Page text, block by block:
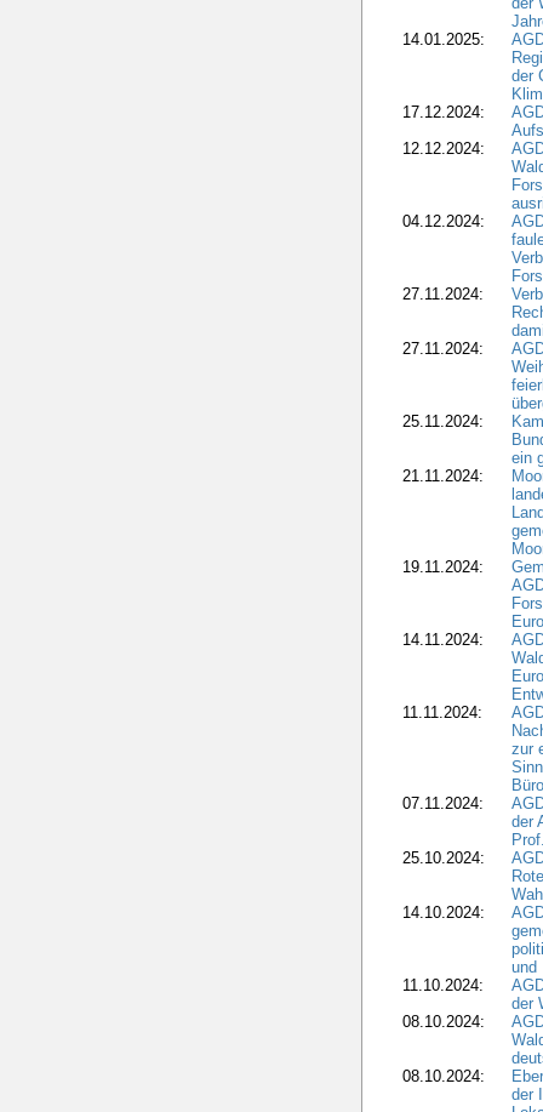
14.01.2025:
der
17.12.2024:
12.12.2024:
04.12.2024:
27.11.2024:
27.11.2024:
25.11.2024:
ein
21.11.2024:
19.11.2024:
14.11.2024:
11.11.2024:
zur
07.11.2024:
der
25.10.2024:
14.10.2024:
und
11.10.2024:
der
08.10.2024:
08.10.2024:
der